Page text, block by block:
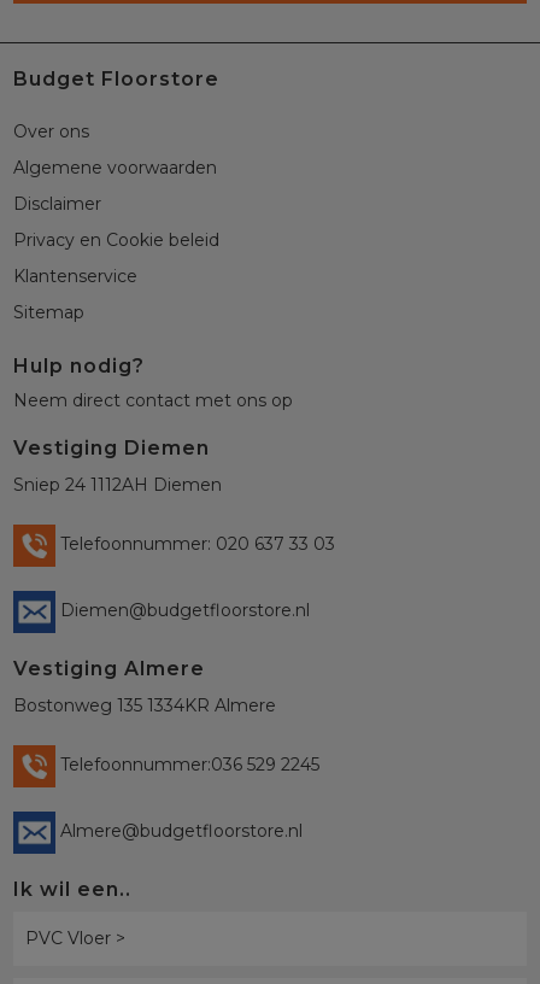
Budget Floorstore
Over ons
Algemene voorwaarden
Disclaimer
Privacy en Cookie beleid
Klantenservice
Sitemap
Hulp nodig?
Neem direct contact met ons op
Vestiging Diemen
Sniep 24 1112AH Diemen
Telefoonnummer: 020 637 33 03
Diemen@budgetfloorstore.nl
Vestiging Almere
Bostonweg 135 1334KR Almere
Telefoonnummer:036 529 2245
Almere@budgetfloorstore.nl
Ik wil een..
PVC Vloer >